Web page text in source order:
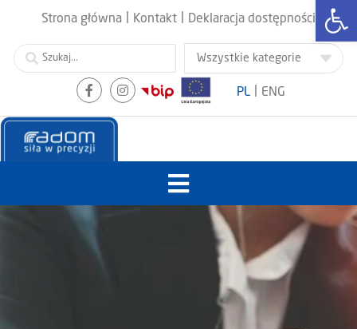
Strona główna Kontakt Deklaracja dostępności
PL ENG